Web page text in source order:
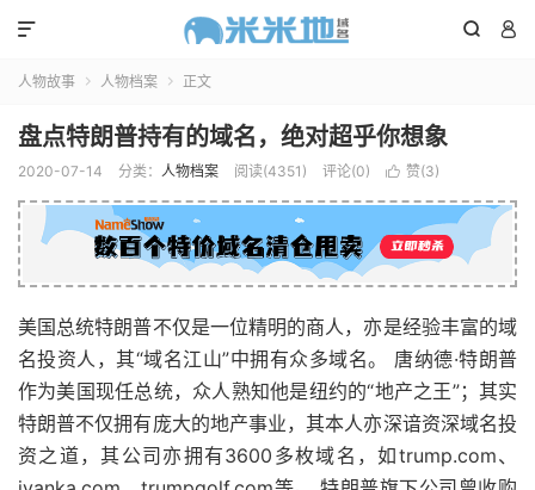
 

人物故事  人物档案  正文
盘点特朗普持有的域名，绝对超乎你想象
2020-07-14 分类： 人物档案 阅读(4351) 评论(0)  赞(3)
美国总统特朗普不仅是一位精明的商人，亦是经验丰富的域
名投资人，其“域名江山”中拥有众多域名。 唐纳德·特朗普
作为美国现任总统，众人熟知他是纽约的“地产之王”；其实
特朗普不仅拥有庞大的地产事业，其本人亦深谙资深域名投
资之道，其公司亦拥有3600多枚域名，如trump.com、